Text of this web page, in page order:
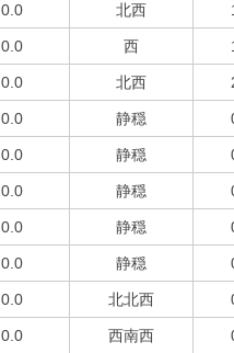
0.0 北西
0.0 西
0.0 北西
0.0 静穏
0.0 静穏
0.0 静穏
0.0 静穏
0.0 静穏
0.0 北北西
0.0 西南西